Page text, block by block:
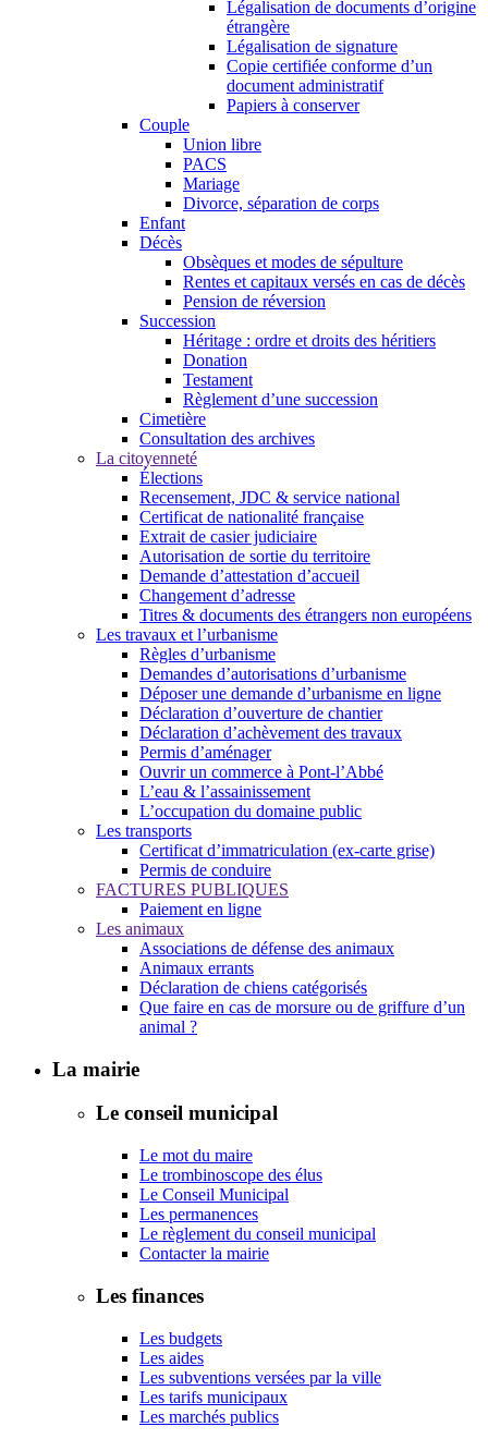
Légalisation de documents d’origine
étrangère
Légalisation de signature
Copie certifiée conforme d’un
document administratif
Papiers à conserver
Couple
Union libre
PACS
Mariage
Divorce, séparation de corps
Enfant
Décès
Obsèques et modes de sépulture
Rentes et capitaux versés en cas de décès
Pension de réversion
Succession
Héritage : ordre et droits des héritiers
Donation
Testament
Règlement d’une succession
Cimetière
Consultation des archives
La citoyenneté
Élections
Recensement, JDC & service national
Certificat de nationalité française
Extrait de casier judiciaire
Autorisation de sortie du territoire
Demande d’attestation d’accueil
Changement d’adresse
Titres & documents des étrangers non européens
Les travaux et l’urbanisme
Règles d’urbanisme
Demandes d’autorisations d’urbanisme
Déposer une demande d’urbanisme en ligne
Déclaration d’ouverture de chantier
Déclaration d’achèvement des travaux
Permis d’aménager
Ouvrir un commerce à Pont-l’Abbé
L’eau & l’assainissement
L’occupation du domaine public
Les transports
Certificat d’immatriculation (ex-carte grise)
Permis de conduire
FACTURES PUBLIQUES
Paiement en ligne
Les animaux
Associations de défense des animaux
Animaux errants
Déclaration de chiens catégorisés
Que faire en cas de morsure ou de griffure d’un
animal ?
La mairie
Le conseil municipal
Le mot du maire
Le trombinoscope des élus
Le Conseil Municipal
Les permanences
Le règlement du conseil municipal
Contacter la mairie
Les finances
Les budgets
Les aides
Les subventions versées par la ville
Les tarifs municipaux
Les marchés publics